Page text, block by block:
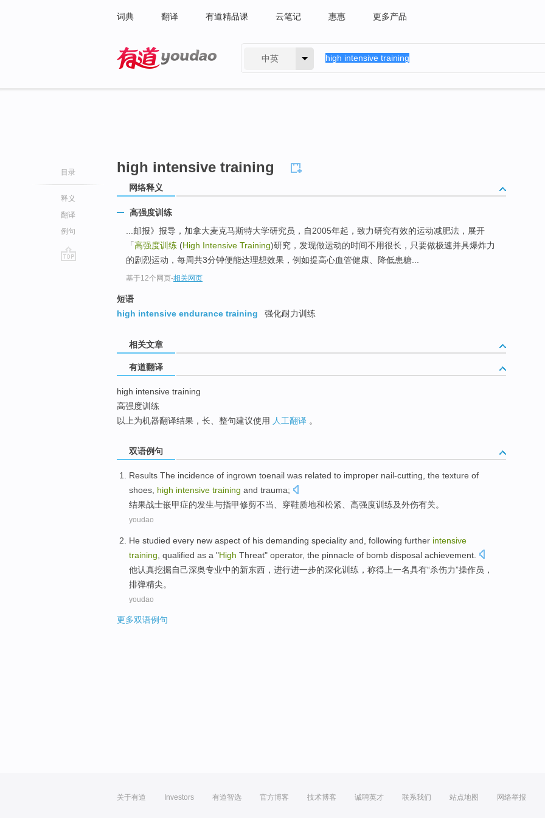
词典 翻译 有道精品课 云笔记 惠惠 更多产品
中英
目录
释义
翻译
例句
high intensive training
网络释义
高强度训练
...邮报》报导，加拿大麦克马斯特大学研究员，自2005年起，致力研究有效的运动减肥法，展开
「高强度训练 (High Intensive Training)研究，发现做运动的时间不用很长，只要做极速并具爆炸力
的剧烈运动，每周共3分钟便能达理想效果，例如提高心血管健康、降低患糖...
基于12个网页-相关网页
短语
high intensive endurance training
强化耐力训练
相关文章
有道翻译
high intensive training
高强度训练
以上为机器翻译结果，长、整句建议使用 人工翻译 。
双语例句
Results The incidence of ingrown toenail was related to improper nail-cutting , the texture of
shoes high intensive training and trauma;
结果战士嵌甲症的发生与指甲修剪不当 、穿鞋质地和松紧 高强度训练及外伤有关。
youdao
He studied every new aspect of his demanding speciality and, following further intensive
training qualified as a "High Threat" operator, the pinnacle of bomb disposal achievement.
他认真挖掘自己深奥专业中的新东西，进行进一步的深化训练 ， 称得上一名具有“杀伤力”操作员 ，
排弹精尖。
youdao
更多双语例句
关于有道 Investors 有道智选 官方博客 技术博客 诚聘英才 联系我们 站点地图 网络举报